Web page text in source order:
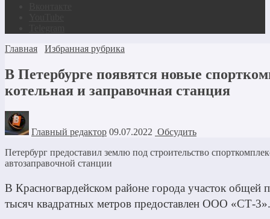
Главная
Избранная рубрика
В Петербурге появятся новые
котельная и заправочная станция
Главный редактор 09.07.2022 Обсудить
Петербург предоставил землю под строительство
автозаправочной станции
В Красногвардейском районе города участок общей
тысяч квадратных метров предоставлен ООО «СТ-3».